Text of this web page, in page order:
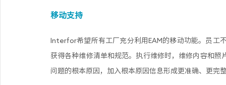
移动支持
Interfor希望所有工厂充分利用EAM的移动功能。员工
获得各种维修清单和规范。执行维修时，维修内容和照
问题的根本原因，加入根本原因信息形成更准确、更完